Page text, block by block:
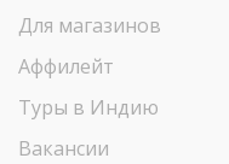
Для магазинов
Аффилейт
Туры в Индию
Вакансии